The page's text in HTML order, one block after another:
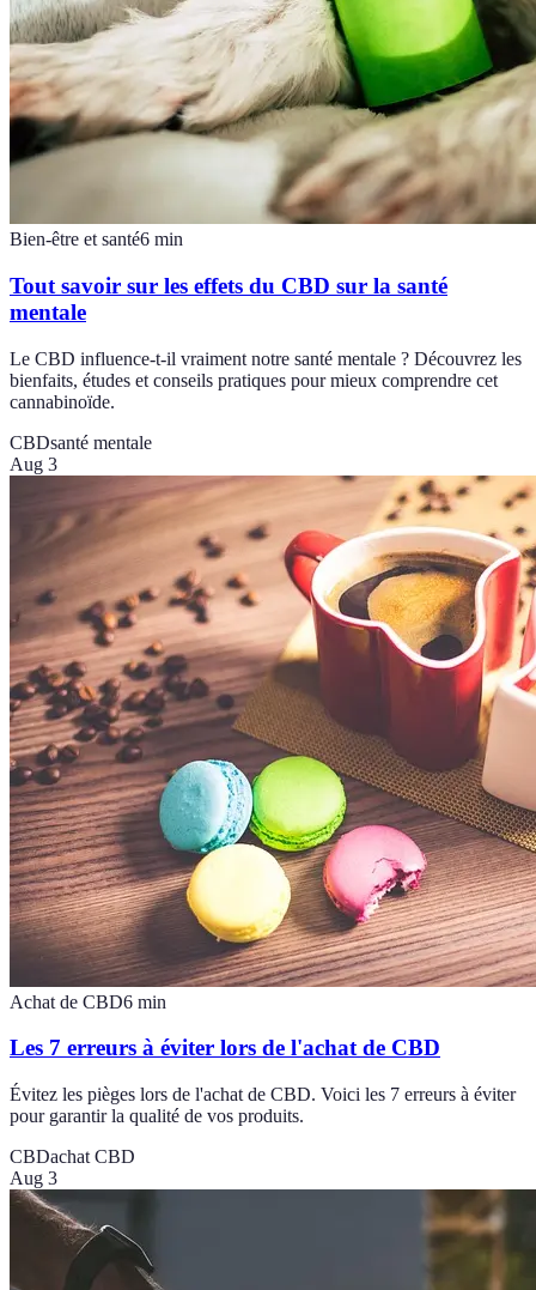
Bien-être et santé6 min
Tout savoir sur les effets du CBD sur la santé
mentale
Le CBD influence-t-il vraiment notre santé mentale ? Découvrez les
bienfaits, études et conseils pratiques pour mieux comprendre cet
cannabinoïde.
CBDsanté mentale
Aug 3
Achat de CBD6 min
Les 7 erreurs à éviter lors de l'achat de CBD
Évitez les pièges lors de l'achat de CBD. Voici les 7 erreurs à éviter
pour garantir la qualité de vos produits.
CBDachat CBD
Aug 3